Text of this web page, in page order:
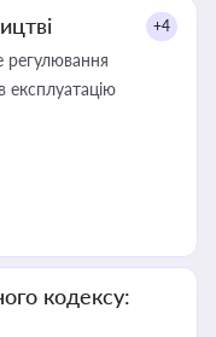
+4
регулювання
експлуатацію
кодексу: